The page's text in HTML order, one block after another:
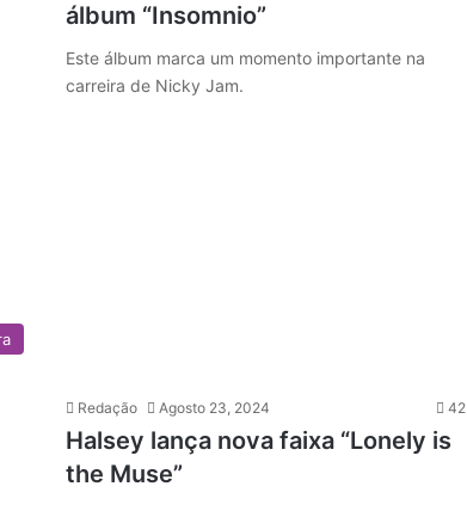
álbum “Insomnio”
Este álbum marca um momento importante na
carreira de Nicky Jam.
Redação Agosto 23, 2024 42
Halsey lança nova faixa “Lonely is
the Muse”